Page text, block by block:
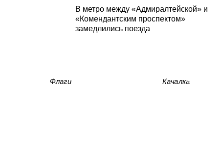
В метро между «Адмиралтейской» и
«Комендантским проспектом»
замедлились поезда